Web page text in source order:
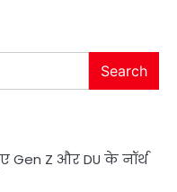
Search
Z और DU के नॉर्थ